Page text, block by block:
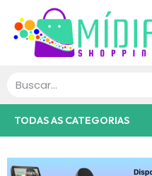
TODAS AS CATEGORIAS